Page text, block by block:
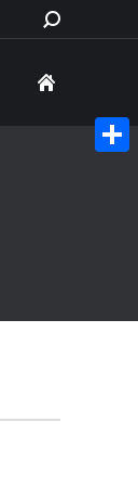
Search: